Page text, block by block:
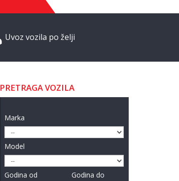
Uvoz vozila po želji
PRETRAGA VOZILA
Marka
Model
Godina od Godina do